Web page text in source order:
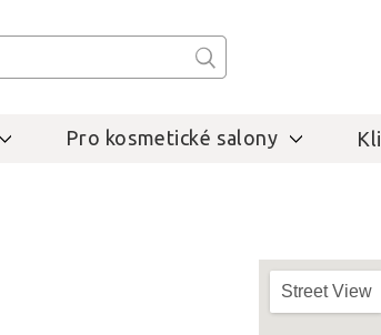
Pro kosmetické salony
Street View